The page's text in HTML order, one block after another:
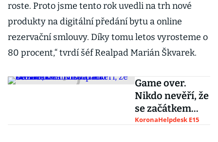
roste. Proto jsme tento rok uvedli na trh nové
produkty na digitální předání bytu a online
rezervační smlouvy. Díky tomu letos vyrosteme o
80 procent,“ tvrdí šéf Realpad Marián Škvarek.
Game over.
Nikdo nevěří, že
se začátkem
listopadu
KoronaHelpdesk E15